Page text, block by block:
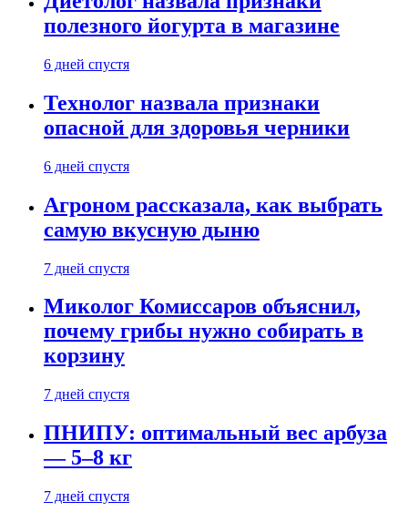
полезного йогурта в магазине
6 дней спустя
Технолог назвала признаки
опасной для здоровья черники
6 дней спустя
Агроном рассказала, как выбрать
самую вкусную дыню
7 дней спустя
Миколог Комиссаров объяснил,
почему грибы нужно собирать в
корзину
7 дней спустя
ПНИПУ: оптимальный вес арбуза
— 5–8 кг
7 дней спустя